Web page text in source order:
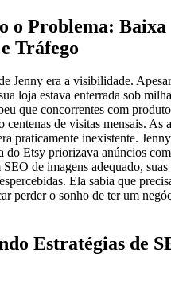
o Problema: Baixa
Tráfego
Jenny era a visibilidade.
loja estava enterrada sob
que concorrentes com
centenas de visitas mensais. As
praticamente inexistente.
do Etsy priorizava anúncios
de imagens adequado,
Ela sabia que
perder o sonho de ter um
Estratégias de